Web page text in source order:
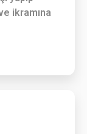
ikramına